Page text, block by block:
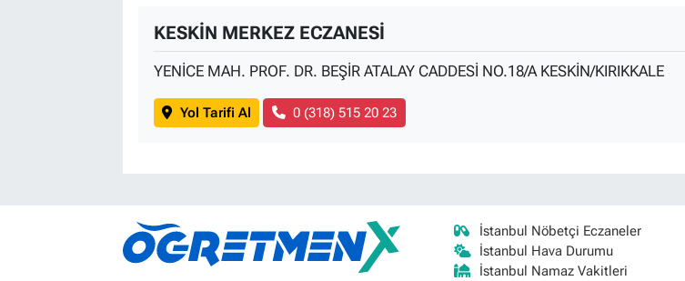
KESKİN MERKEZ ECZANESİ
YENİCE MAH. PROF. DR. BEŞİR ATALAY CADDESİ NO.18/A KESKİN/KIRIKKALE
Yol Tarifi Al 0 (318) 515 20 23
İstanbul Nöbetçi Eczaneler
İstanbul Hava Durumu
İstanbul Namaz Vakitleri